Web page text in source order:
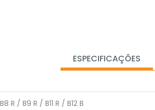
ESPECIFICAÇÕES
/ B9 R / B11 R / B12 B